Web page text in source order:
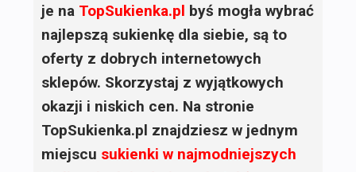
je na TopSukienka.pl byś mogła wybrać
najlepszą sukienkę dla siebie, są to
oferty z dobrych internetowych
sklepów. Skorzystaj z wyjątkowych
okazji i niskich cen. Na stronie
TopSukienka.pl znajdziesz w jednym
miejscu sukienki w najmodniejszych